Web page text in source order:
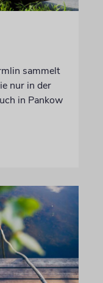
sammelt
nur in der
in Pankow